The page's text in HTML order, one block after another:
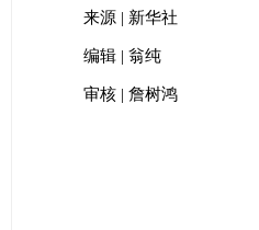
来源 | 新华社
编辑 | 翁纯
审核 | 詹树鸿​